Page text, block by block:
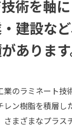
術を軸に
建設など
あります
業のラミネート技
レン樹脂を積層し
さまざまなプラス